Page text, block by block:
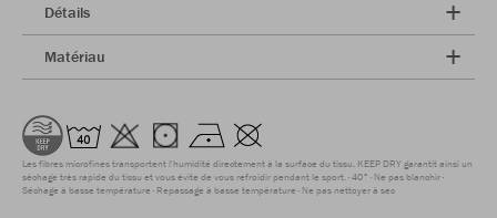
Détails
Matériau
Les fibres microfines transportent l'humidité directement à la surface du tissu. KEEP DRY garantit ainsi un
séchage très rapide du tissu et vous évite de vous refroidir pendant le sport. 40° Ne pas blanchir
Séchage à basse température Repassage à basse température Ne pas nettoyer à sec